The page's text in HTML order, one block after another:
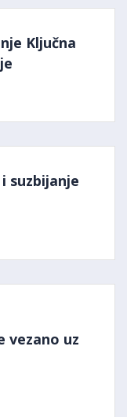
Ključna
suzbijanje
vezano uz